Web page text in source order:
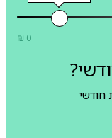
₪ 0
חודשי